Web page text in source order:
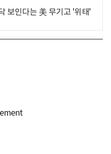
보인다는 美 무기고 '위태'